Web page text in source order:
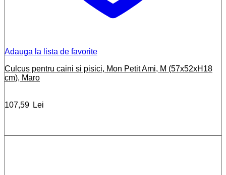
Adauga la lista de favorite
Culcus pentru caini si pisici, Mon Petit Ami, M (57x52xH18
cm), Maro
107,59 Lei